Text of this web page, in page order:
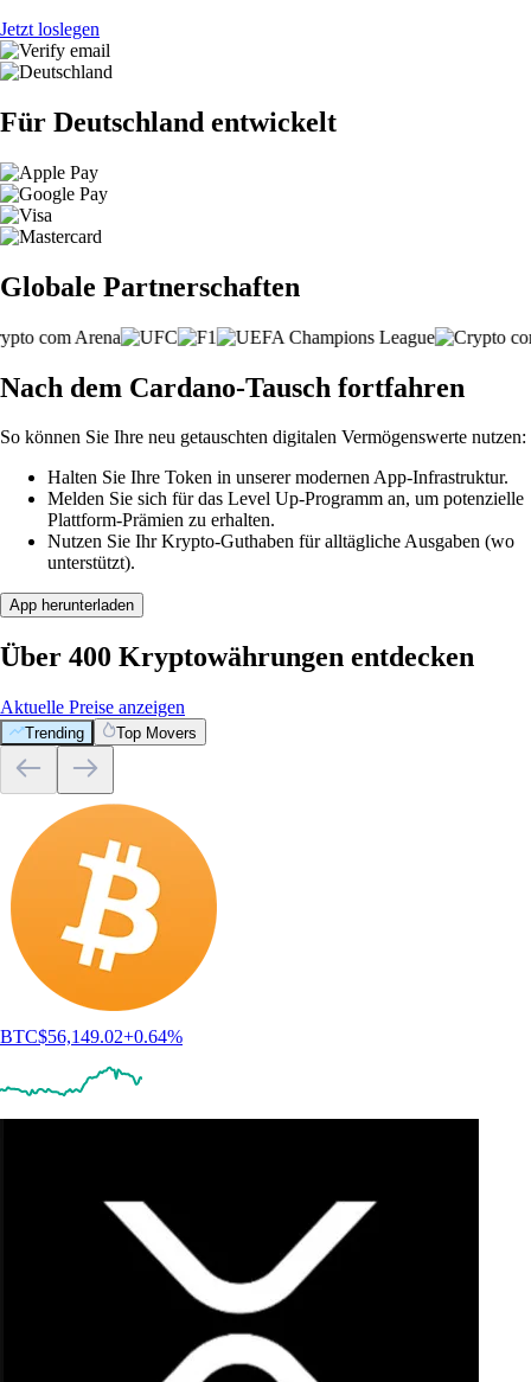
Jetzt loslegen
Für Deutschland entwickelt
Globale Partnerschaften
Nach dem Cardano-Tausch fortfahren
So können Sie Ihre neu getauschten digitalen Vermögenswerte nutzen:
Halten Sie Ihre Token in unserer modernen App-Infrastruktur.
Melden Sie sich für das Level Up-Programm an, um potenzielle
Plattform-Prämien zu erhalten.
Nutzen Sie Ihr Krypto-Guthaben für alltägliche Ausgaben (wo
unterstützt).
App herunterladen
Über 400 Kryptowährungen entdecken
Aktuelle Preise anzeigen
Trending Top Movers
BTC$56,149.02+0.64%